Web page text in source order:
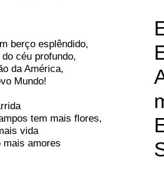
berço esplêndido,
céu profundo,
da América,
Mundo!
tem mais flores,
vida
mais amores